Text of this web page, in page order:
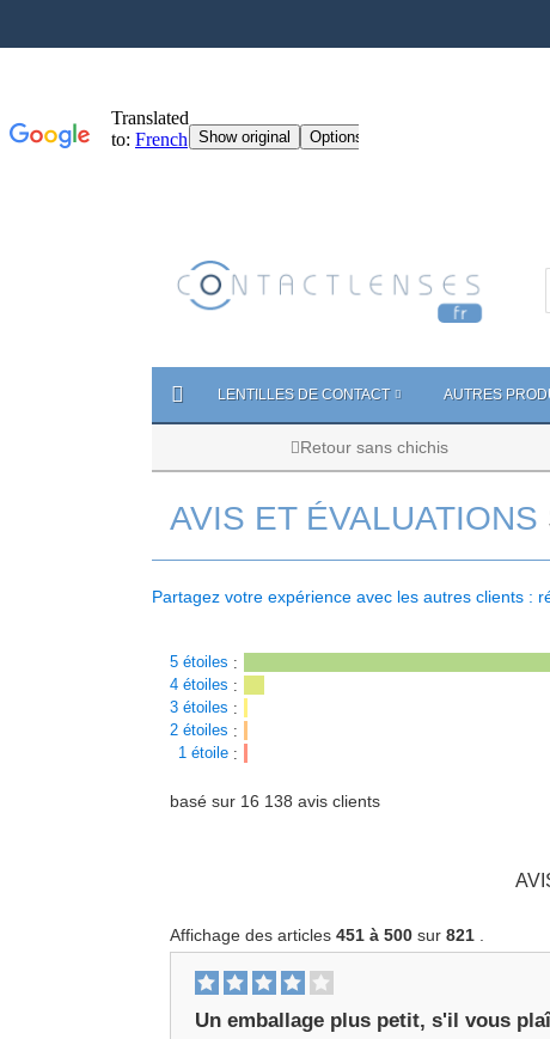
LENTILLES DE CONTACT AUTRES
Retour sans chichis
AVIS ET ÉVALUATIONS
Partagez votre expérience avec les autres clients :
5 étoiles :
4 étoiles :
3 étoiles :
2 étoiles :
1 étoile :
basé sur 16 138 avis clients
Affichage des articles 451 à 500 sur 821
Un emballage plus petit, s'il vous